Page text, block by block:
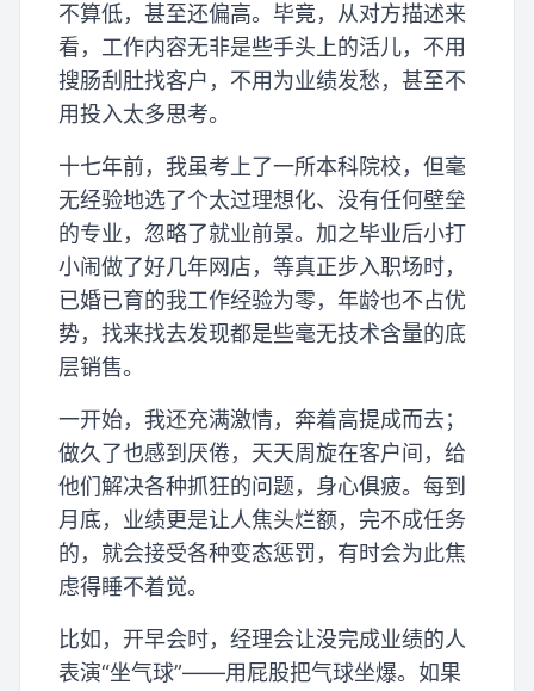
不算低，甚至还偏高。毕竟，从对方描述来
看，工作内容无非是些手头上的活儿，不用
搜肠刮肚找客户，不用为业绩发愁，甚至不
用投入太多思考。
十七年前，我虽考上了一所本科院校，但毫
无经验地选了个太过理想化、没有任何壁垒
的专业，忽略了就业前景。加之毕业后小打
小闹做了好几年网店，等真正步入职场时，
已婚已育的我工作经验为零，年龄也不占优
势，找来找去发现都是些毫无技术含量的底
层销售。
一开始，我还充满激情，奔着高提成而去；
做久了也感到厌倦，天天周旋在客户间，给
他们解决各种抓狂的问题，身心俱疲。每到
月底，业绩更是让人焦头烂额，完不成任务
的，就会接受各种变态惩罚，有时会为此焦
虑得睡不着觉。
比如，开早会时，经理会让没完成业绩的人
表演“坐气球”——用屁股把气球坐爆。如果